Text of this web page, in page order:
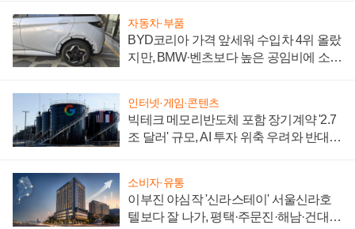
자동차·부품
BYD코리아 가격 앞세워 수입차 4위 올랐
지만, BMW·벤츠보다 높은 공임비에 소비
인터넷·게임·콘텐츠
빅테크 메모리반도체 포함 장기계약 '2.7
조 달러' 규모, AI 투자 위축 우려와 반대
소비자·유통
이부진 야심작 '신라스테이' 서울신라호
텔보다 잘 나가, 평택·주문진·해남·건대로